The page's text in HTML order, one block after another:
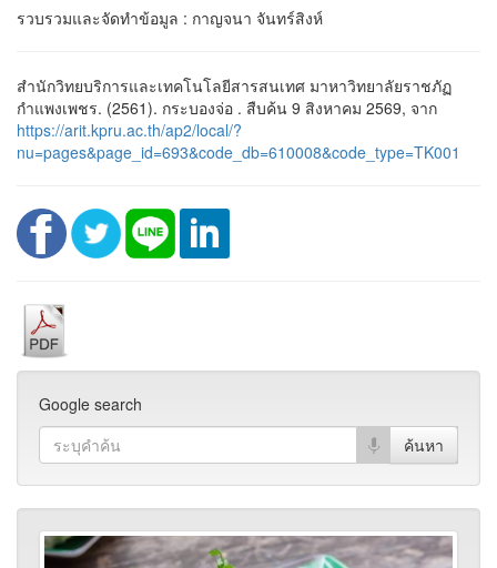
รวบรวมและจัดทำข้อมูล : กาญจนา จันทร์สิงห์
สำนักวิทยบริการและเทคโนโลยีสารสนเทศ มาหาวิทยาลัยราชภัฏ
กำแพงเพชร. (2561). กระบองจ่อ . สืบค้น 9 สิงหาคม 2569, จาก
https://arit.kpru.ac.th/ap2/local/?
nu=pages&page_id=693&code_db=610008&code_type=TK001
Google search